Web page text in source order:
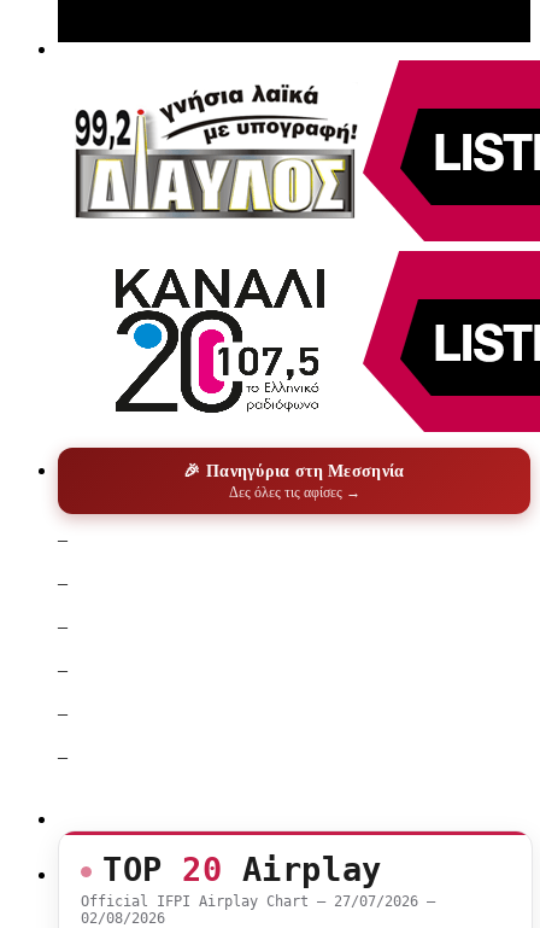
🎉 Πανηγύρια στη Μεσσηνία
Δες όλες τις αφίσες →
–
–
–
–
–
–
TOP 20 Airplay
Official IFPI Airplay Chart — 27/07/2026 –
02/08/2026